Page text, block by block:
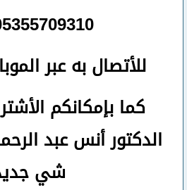
للأتصالبه عبر
كما بإمكانكم
الدكتور أنس عبد
شي